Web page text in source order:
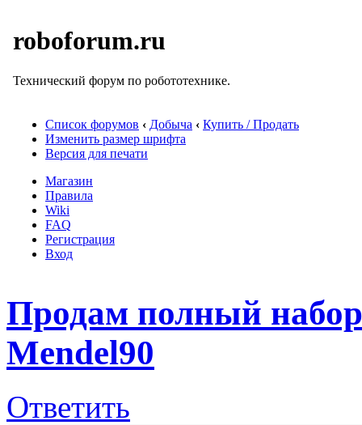
roboforum.ru
Технический форум по робототехнике.
Список форумов ‹ Добыча ‹ Купить / Продать
Изменить размер шрифта
Версия для печати
Магазин
Правила
Wiki
FAQ
Регистрация
Вход
Продам полный
Mendel90
Ответить